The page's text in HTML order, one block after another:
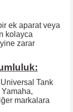
ek aparat veya
kolayca
zarar
Tank
markalara